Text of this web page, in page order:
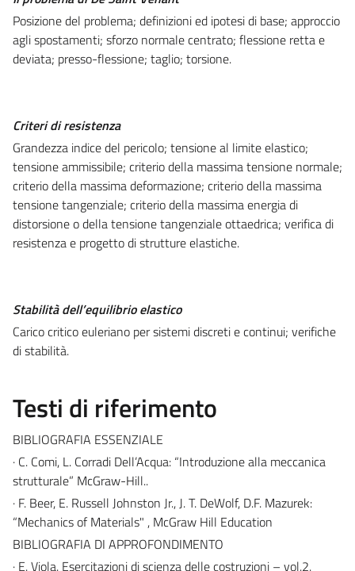
Posizione del problema; definizioni ed ipotesi di base; approccio
agli spostamenti; sforzo normale centrato; flessione retta e
deviata; presso-flessione; taglio; torsione.
Criteri di resistenza
Grandezza indice del pericolo; tensione al limite elastico;
tensione ammissibile; criterio della massima tensione normale;
criterio della massima deformazione; criterio della massima
tensione tangenziale; criterio della massima energia di
distorsione o della tensione tangenziale ottaedrica; verifica di
resistenza e progetto di strutture elastiche.
Stabilità dell’equilibrio elastico
Carico critico euleriano per sistemi discreti e continui; verifiche
di stabilità.
Testi di riferimento
BIBLIOGRAFIA ESSENZIALE
· C. Comi, L. Corradi Dell’Acqua: “Introduzione alla meccanica
strutturale” McGraw-Hill..
· F. Beer, E. Russell Johnston Jr., J. T. DeWolf, D.F. Mazurek:
“Mechanics of Materials" , McGraw Hill Education
BIBLIOGRAFIA DI APPROFONDIMENTO
· E. Viola. Esercitazioni di scienza delle costruzioni – vol.2.